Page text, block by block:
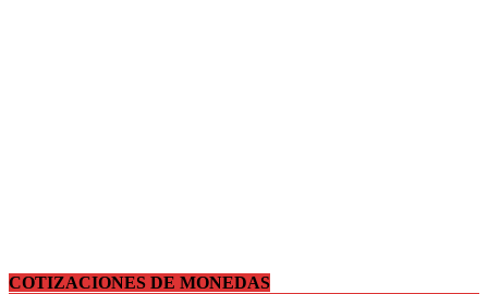
COTIZACIONES DE MONEDAS